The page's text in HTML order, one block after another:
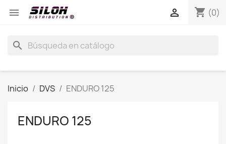
 shopping_cart (0)

search
Inicio DVS ENDURO 125
ENDURO 125